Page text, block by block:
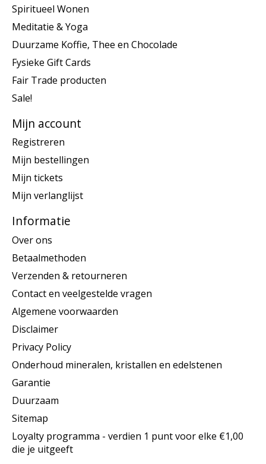
Spiritueel Wonen
Meditatie & Yoga
Duurzame Koffie, Thee en Chocolade
Fysieke Gift Cards
Fair Trade producten
Sale!
Mijn account
Registreren
Mijn bestellingen
Mijn tickets
Mijn verlanglijst
Informatie
Over ons
Betaalmethoden
Verzenden & retourneren
Contact en veelgestelde vragen
Algemene voorwaarden
Disclaimer
Privacy Policy
Onderhoud mineralen, kristallen en edelstenen
Garantie
Duurzaam
Sitemap
Loyalty programma - verdien 1 punt voor elke €1,00
die je uitgeeft